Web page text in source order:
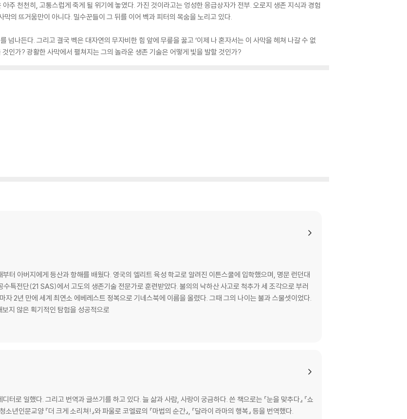
주 천천히, 고통스럽게 죽게 될 위기에 놓였다. 가진 것이라고는 엉성한 응급상자가 전부. 오로지 생존 지식과 경험
의 뜨거움만이 아니다. 밀수꾼들이 그 뒤를 이어 벡과 피터의 목숨을 노리고 있다.
넘나든다. 그리고 결국 벡은 대자연의 무자비한 힘 앞에 무릎을 꿇고 ‘이제 나 혼자서는 이 사막을 헤쳐 나갈 수 없
인가? 광활한 사막에서 펼쳐지는 그의 놀라운 생존 기술은 어떻게 빛을 발할 것인가?
터 아버지에게 등산과 항해를 배웠다. 영국의 엘리트 육성 학교로 알려진 이튼스쿨에 입학했으며, 명문 런던대
특전단(21 SAS)에서 고도의 생존기술 전문가로 훈련받았다. 불의의 낙하산 사고로 척추가 세 조각으로 부러
2년 만에 세계 최연소 에베레스트 정복으로 기네스북에 이름을 올렸다. 그때 그의 나이는 불과 스물셋이었다.
지 않은 획기적인 탐험을 성공적으로
로 일했다. 그리고 번역과 글쓰기를 하고 있다. 늘 삶과 사람, 사랑이 궁금하다. 쓴 책으로는 『눈을 맞추다』 『쇼
년인문교양 『더 크게 소리쳐!』와 파울로 코엘료의 『마법의 순간』, 『달라이 라마의 행복』 등을 번역했다.